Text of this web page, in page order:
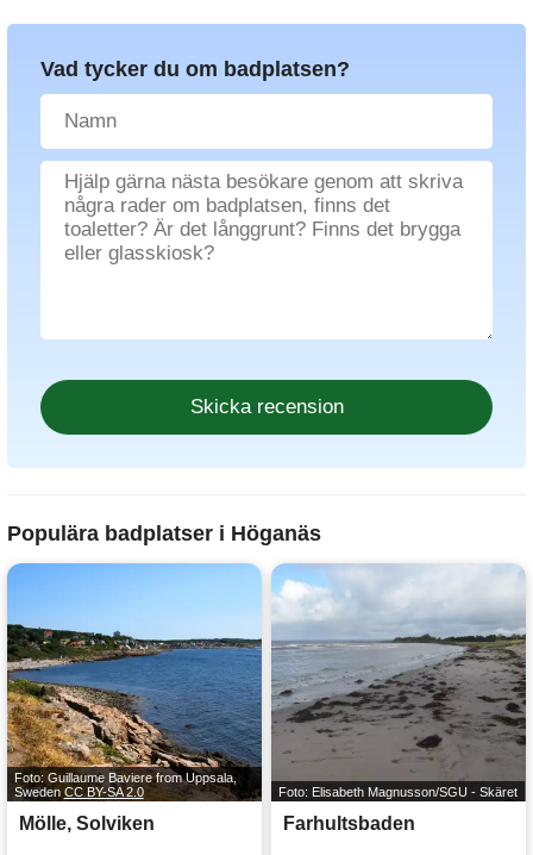
Vad tycker du om badplatsen?
Populära badplatser i Höganäs
Foto: Guillaume Baviere from Uppsala,
SwedenCC BY-SA 2.0
Mölle, Solviken
Foto: Elisabeth Magnusson/SGU - Skäret
Farhultsbaden